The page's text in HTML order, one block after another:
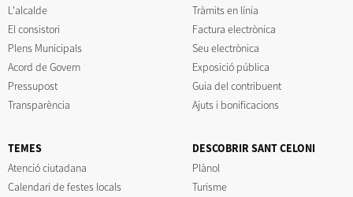
L'alcalde
El consistori
Plens Municipals
Acord de Govern
Pressupost
Transparència
Tràmits en línia
Factura electrònica
Seu electrònica
Exposició pública
Guia del contribuent
Ajuts i bonificacions
TEMES
Atenció ciutadana
Calendari de festes locals
DESCOBRIR SANT CELONI
Plànol
Turisme